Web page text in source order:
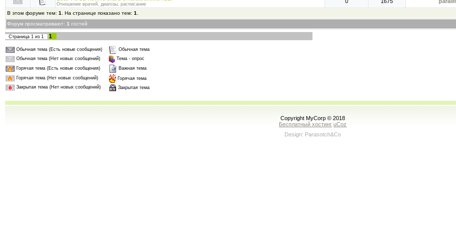
Отношение врачей, диагозы, расписание
В этом форуме тем: 1 . На странице показано тем: 1
Форум просматривают: 1 гостей
Страница 1 из 1 1
Обычная тема (Есть новые сообщения)
Обычная тема
Обычная тема (Нет новых сообщений)
Тема - опрос
Горячая тема (Есть новые сообщения)
Важная тема
Горячая тема (Нет новых сообщений)
Горячая тема
Закрытая тема (Нет новых сообщений)
Закрытая тема
Copyright MyCorp © 2018
Бесплатный хостинг uCoz
Design: Parasotch&Co